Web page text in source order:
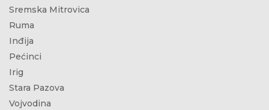
Sremska Mitrovica
Ruma
Inđija
Pećinci
Irig
Stara Pazova
Vojvodina